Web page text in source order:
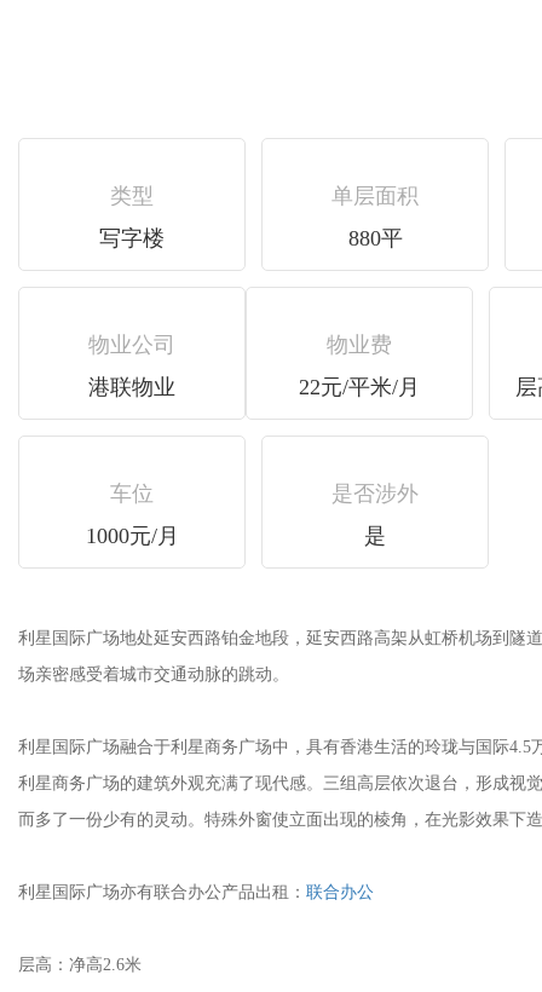
类型
写字楼
单层面积
880平
物业公司
港联物业
物业费
22元/平米/月
车位
1000元/月
是否涉外
是
利星国际广场地处延安西路铂金地段，延安西路高架从虹桥机场到隧道
场亲密感受着城市交通动脉的跳动。
利星国际广场融合于利星商务广场中，具有香港生活的玲珑与国际4.5万多
利星商务广场的建筑外观充满了现代感。三组高层依次退台，形成视觉
而多了一份少有的灵动。特殊外窗使立面出现的棱角，在光影效果下
利星国际广场亦有联合办公产品出租： 联合办公
层高：净高2.6米